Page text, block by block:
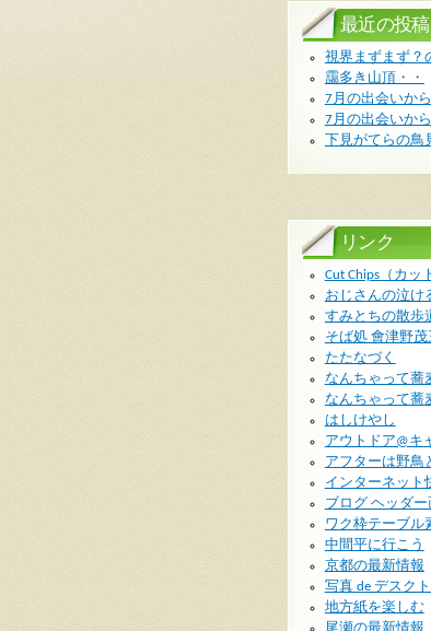
最近の投稿
視界まずまず？
靄多き山頂・・
7月の出会いか
7月の出会いか
下見がてらの鳥
リンク
Cut Chips（カッ
おじさんの泣け
すみとちの散歩
そば処 會津野茂
たたなづく
なんちゃって蕎
なんちゃって蕎
はしけやし
アウトドア@キ
アフターは野鳥
インターネット
ブログ ヘッダ
ワク枠テーブル
中間平に行こう
京都の最新情報
写真 de デスク
地方紙を楽しむ
尾瀬の最新情報